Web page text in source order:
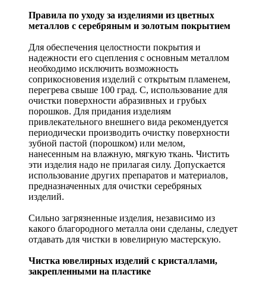
Правила по уходу за изделиями из цветных
металлов с серебряным и золотым покрытием
Для обеспечения целостности покрытия и
надежности его сцепления с основным металлом
необходимо исключить возможность
соприкосновения изделий с открытым пламенем,
перегрева свыше 100 град. С, использование для
очистки поверхности абразивных и грубых
порошков. Для придания изделиям
привлекательного внешнего вида рекомендуется
периодически производить очистку поверхности
зубной пастой (порошком) или мелом,
нанесенным на влажную, мягкую ткань. Чистить
эти изделия надо не прилагая силу. Допускается
использование других препаратов и материалов,
предназначенных для очистки серебряных
изделий.
Сильно загрязненные изделия, независимо из
какого благородного металла они сделаны, следует
отдавать для чистки в ювелирную мастерскую.
Чистка ювелирных изделий с кристаллами,
закрепленными на пластике